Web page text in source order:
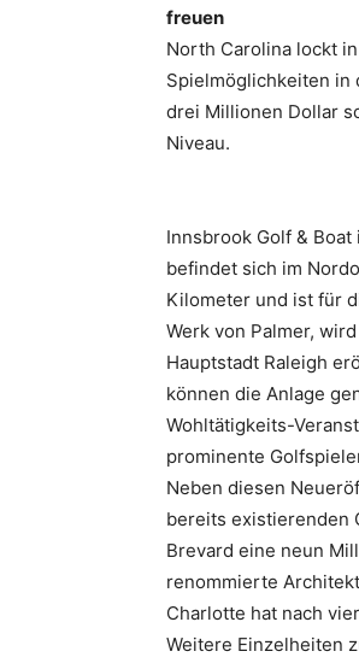
freuen
North Carolina lockt
Spielmöglichkeiten in
drei Millionen Dollar
Niveau.
Innsbrook Golf &
befindet sich im
Kilometer und ist für
Werk von Palmer,
Hauptstadt Raleigh
können die Anlage
Wohltätigkeits-
prominente
Neben diesen
bereits existierenden
Brevard eine neun
renommierte
Charlotte hat nach
Weitere Einzelheiten